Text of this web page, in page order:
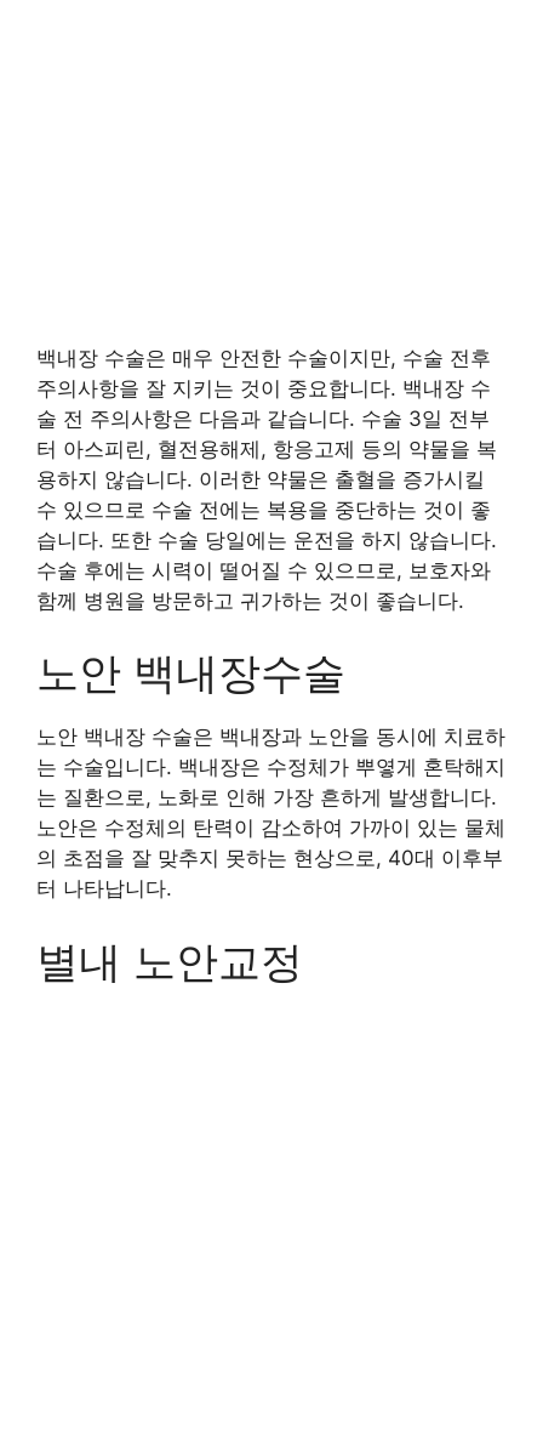
백내장 수술은 매우 안전한 수술이지만, 수술 전후
주의사항을 잘 지키는 것이 중요합니다. 백내장 수
술 전 주의사항은 다음과 같습니다. 수술 3일 전부
터 아스피린, 혈전용해제, 항응고제 등의 약물을 복
용하지 않습니다. 이러한 약물은 출혈을 증가시킬
수 있으므로 수술 전에는 복용을 중단하는 것이 좋
습니다. 또한 수술 당일에는 운전을 하지 않습니다.
수술 후에는 시력이 떨어질 수 있으므로, 보호자와
함께 병원을 방문하고 귀가하는 것이 좋습니다.
노안 백내장수술
노안 백내장 수술은 백내장과 노안을 동시에 치료하
는 수술입니다. 백내장은 수정체가 뿌옇게 혼탁해지
는 질환으로, 노화로 인해 가장 흔하게 발생합니다.
노안은 수정체의 탄력이 감소하여 가까이 있는 물체
의 초점을 잘 맞추지 못하는 현상으로, 40대 이후부
터 나타납니다.
별내 노안교정